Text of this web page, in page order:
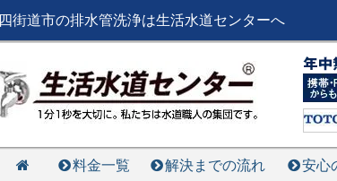
四街道市の排水管洗浄は生活水道センターへ
料金一覧 解決までの流れ 安心